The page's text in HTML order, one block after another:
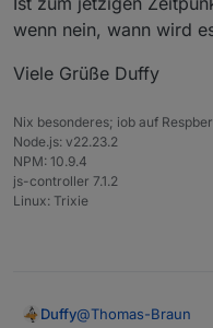
wenn nein, wann wird
Viele Grüße Duffy
Nix besonderes; iob auf
Node.js: v22.23.2
NPM: 10.9.4
js-controller 7.1.2
Linux: Trixie
Duffy@Thomas-Braun